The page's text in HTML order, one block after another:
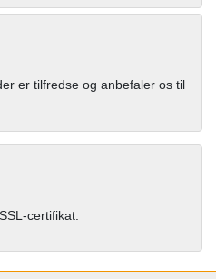
er tilfredse og anbefaler os til
certifikat.